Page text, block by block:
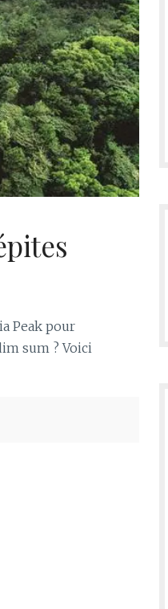
Peak pour
sum ? Voici